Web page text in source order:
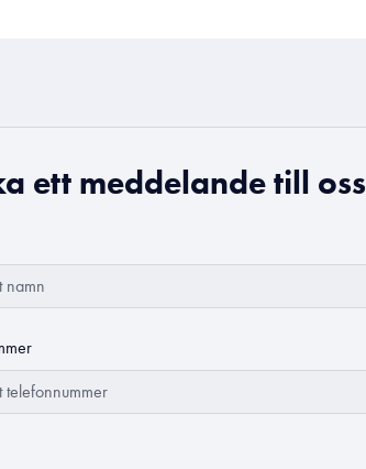
ett meddelande till oss